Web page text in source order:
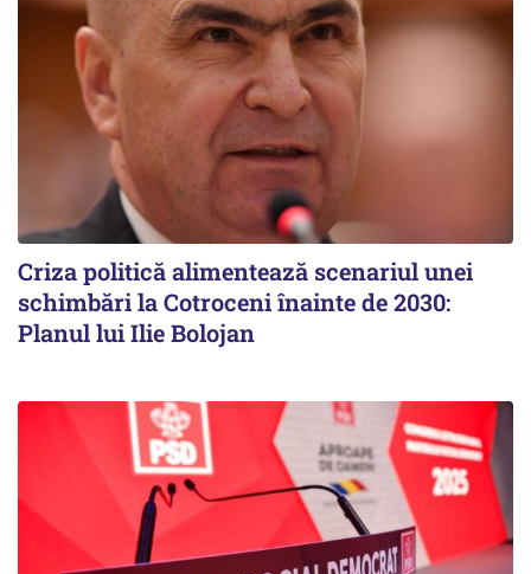
Criza politică alimentează scenariul unei
schimbări la Cotroceni înainte de 2030:
Planul lui Ilie Bolojan